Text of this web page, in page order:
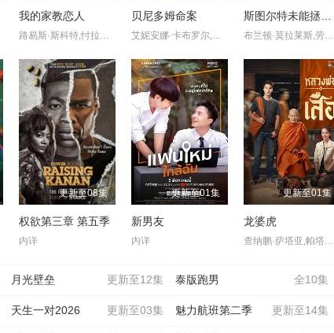
我的家教恋人
路易斯·斯科特,忖拉透·倥音涌,莫妲·娜琳叻,素塔缇·乌缇彩帕蒂,提拉蓬·辽拉翁,汕佩奇·库纳康
贝尼多姆命案
艾妮安娜·卡布罗尔,艾伦·麦肯纳,约翰·汉纳,伊娃·范·德·古奇特,伊恩·克宁汉,吉姆·英格利氏,Samantha·Power,Tábata·Cerezo,阿里·哈迪曼,诺埃·塞贝尔,奥马尔·沙克尔,Carolina·Bécquer,Damian·Schedler·Cruz,Vaitiare·Ramos
斯图尔特未能拯救宇宙
布兰顿·莫拉莱斯,劳伦·拉普库斯,布莱恩·波塞恩,约翰·罗斯·鲍伊,丁瑞奇,乔什·布雷纳,凯文·苏斯曼,路易斯·穆斯蒂略,瑞恩·卡特赖特,阿蒂克斯·巴塔坎,雅沙·斯莱瑟斯,维奥莱特·林茨,Brooklyn·Rose,Gastón·Brouet,Anthony·Giangrande
更新至08集
权欲第三章 第五季
内详
更新至01集
新男友
内详
更新至01集
龙婆虎
查纳鹏·萨塔亚,帕塔查雅·平莎莫,维察亚蓬·亚姆萨德,Tide·Ekkapun·Bunluerit,Thanutsaluk·Hudson,Ndol·Knin
更新至12集
月光壁垒 全10集
泰版跑男
更新至03集
天生一对2026 更新至14集
魅力航班第二季